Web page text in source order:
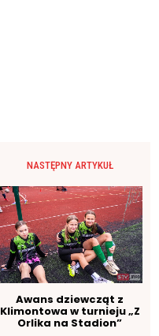
NASTĘPNY ARTYKUŁ
Awans dziewcząt z
Klimontowa w turnieju „Z
Orlika na Stadion”